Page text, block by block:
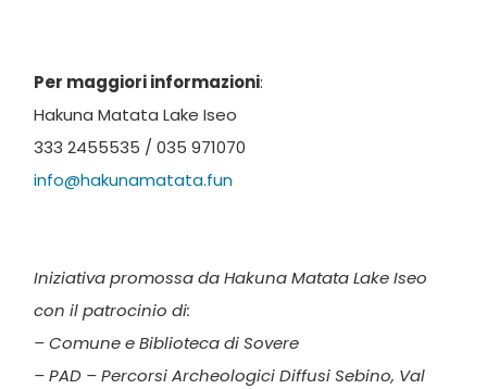
Per maggiori informazioni:
Hakuna Matata Lake Iseo
333 2455535 / 035 971070
info@hakunamatata.fun
Iniziativa promossa da Hakuna Matata Lake Iseo
con il patrocinio di:
– Comune e Biblioteca di Sovere
– PAD – Percorsi Archeologici Diffusi Sebino, Val